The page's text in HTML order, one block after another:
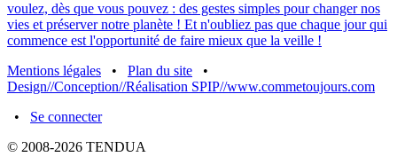
Mentions légales • Plan du site
•
Design//Conception//Réalisation SPIP//www.commetoujours.com
• Se connecter
© 2008-2026 TENDUA